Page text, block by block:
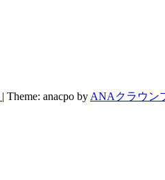
| Theme: anacpo by ANAクラウン